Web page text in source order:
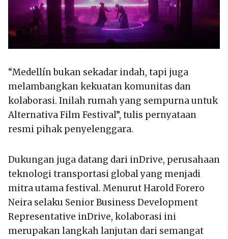
“Medellín bukan sekadar indah, tapi juga
melambangkan kekuatan komunitas dan
kolaborasi. Inilah rumah yang sempurna untuk
Alternativa Film Festival”, tulis pernyataan
resmi pihak penyelenggara.
Dukungan juga datang dari inDrive, perusahaan
teknologi transportasi global yang menjadi
mitra utama festival. Menurut Harold Forero
Neira selaku Senior Business Development
Representative inDrive, kolaborasi ini
merupakan langkah lanjutan dari semangat